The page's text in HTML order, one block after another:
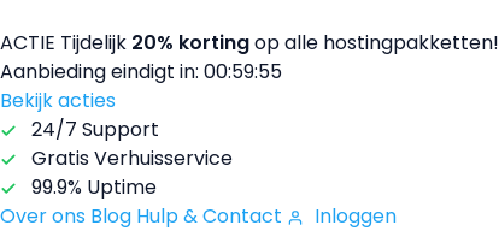
ACTIE Tijdelijk 20% kortingop alle hostingpakketten!
Aanbieding eindigt in: 00:59:54
Bekijk acties
24/7 Support
Gratis Verhuisservice
99.9% Uptime
Over ons Blog Hulp & Contact Inloggen